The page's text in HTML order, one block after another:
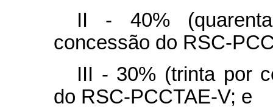
II - 40%
concessão do RSC-
III - 30% (trinta por
do RSC-PCCTAE-V; e